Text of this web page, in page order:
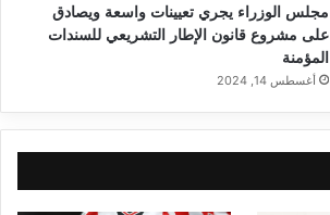
مجلس الوزراء يجري تعيينات واسعة ويصادق
على مشروع قانون الإطار التشريعي للسندات
المؤمنة
أغسطس 14, 2024